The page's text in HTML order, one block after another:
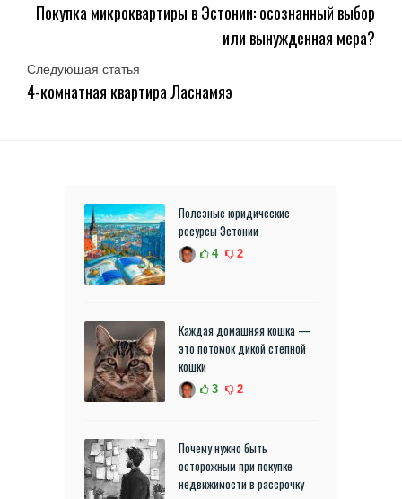
Покупка микроквартиры в Эстонии: осознанный выбор
или вынужденная мера?
Следующая статья
4-комнатная квартира Ласнамяэ
Полезные юридические
ресурсы Эстонии
4 2
Каждая домашняя кошка —
это потомок дикой степной
кошки
3 2
Почему нужно быть
осторожным при покупке
недвижимости в рассрочку